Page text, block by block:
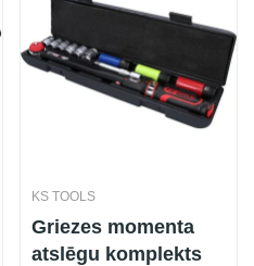
KS TOOLS
Griezes momenta
atslēgu komplekts